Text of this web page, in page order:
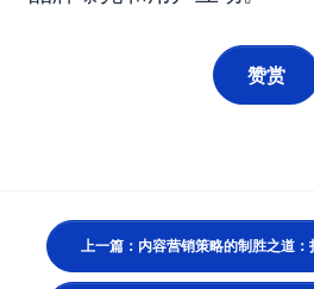
赞赏
上一篇：内容营销策略的制胜之道